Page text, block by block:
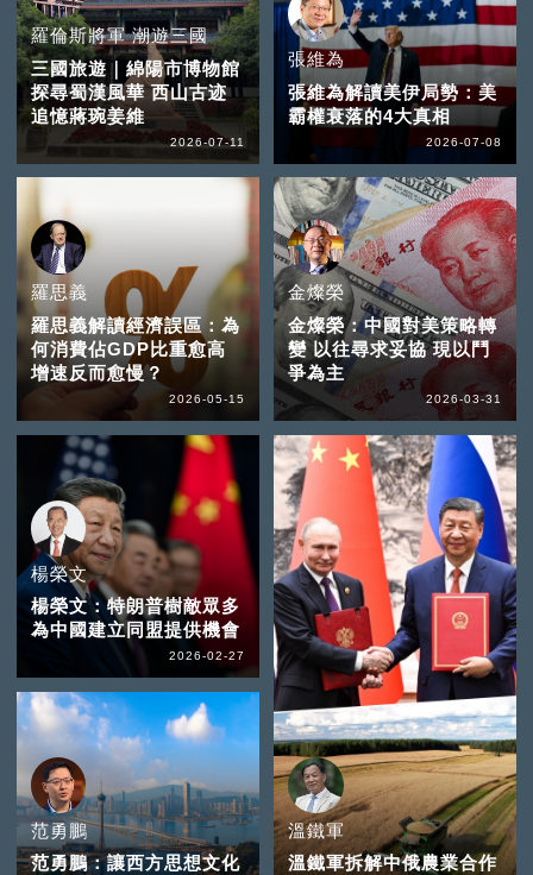
羅倫斯將軍 潮遊三國
三國旅遊｜綿陽市博物館
探尋蜀漢風華 西山古迹
追憶蔣琬姜維
2026-07-11
張維為
張維為解讀美伊局勢：美
霸權衰落的4大真相
2026-07-08
羅思義
羅思義解讀經濟誤區：為
何消費佔GDP比重愈高
增速反而愈慢？
2026-05-15
金燦榮
金燦榮：中國對美策略轉
變 以往尋求妥協 現以鬥
爭為主
2026-03-31
楊榮文
楊榮文：特朗普樹敵眾多
為中國建立同盟提供機會
2026-02-27
范勇鵬
范勇鵬：讓西方思想文化
溫鐵軍
溫鐵軍拆解中俄農業合作